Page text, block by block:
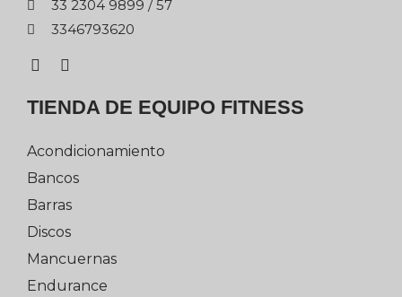
75 / 9989 4032 33
0263976433
TIENDA DE EQUIPO FITNESS
Acondicionamiento
Bancos
Barras
Discos
Mancuernas
Endurance